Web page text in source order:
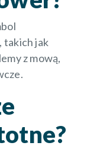
takich jak
z mową,